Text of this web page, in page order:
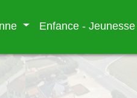
Enfance - Jeunesse